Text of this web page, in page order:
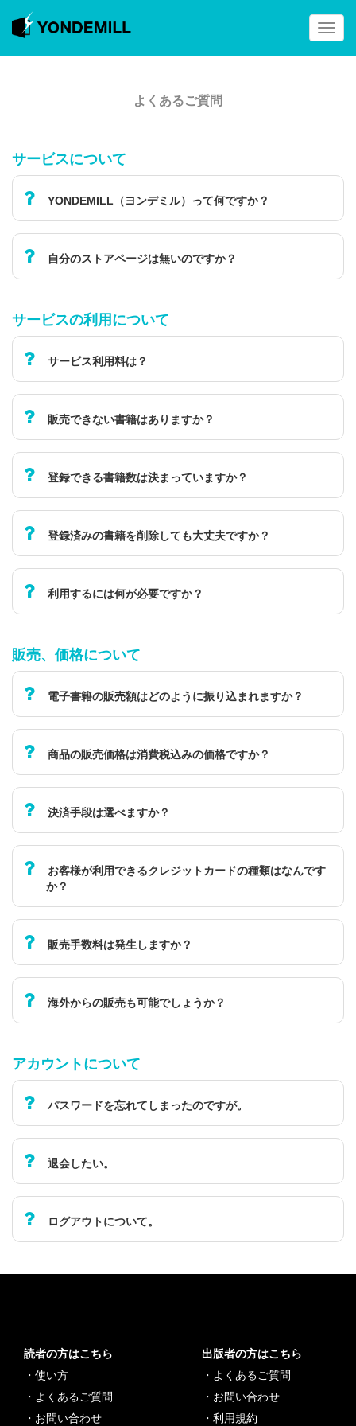
よくあるご質問
サービスについて
YONDEMILL（ヨンデミル）って何ですか？
自分のストアページは無いのですか？
サービスの利用について
サービス利用料は？
販売できない書籍はありますか？
登録できる書籍数は決まっていますか？
登録済みの書籍を削除しても大丈夫ですか？
利用するには何が必要ですか？
販売、価格について
電子書籍の販売額はどのように振り込まれますか？
商品の販売価格は消費税込みの価格ですか？
決済手段は選べますか？
お客様が利用できるクレジットカードの種類はなんです
か？
販売手数料は発生しますか？
海外からの販売も可能でしょうか？
アカウントについて
パスワードを忘れてしまったのですが。
退会したい。
ログアウトについて。
読者の方はこちら
・ 使い方
・ よくあるご質問
・ お問い合わせ
出版者の方はこちら
・ よくあるご質問
・ お問い合わせ
・ 利用規約